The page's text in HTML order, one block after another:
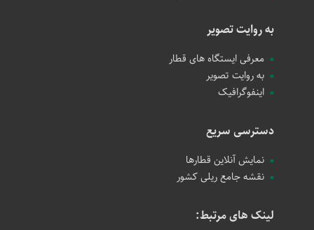
به روایت تصویر
معرفی ایستگاه های قطار
به روایت تصویر
اینفوگرافیک
دسترسی سریع
نمایش آنلاین قطارها
نقشه جامع ریلی کشور
لینک های مرتبط: